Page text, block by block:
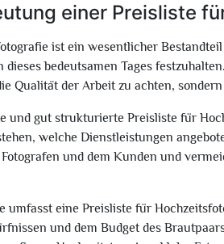
einer Preisliste
ist ein wesentlicher
dieses bedeutsamen Tages
Qualität der Arbeit zu achten,
und gut strukturierte Preisliste für
welche Dienstleistungen
und dem Kunden und
umfasst eine Preisliste für
und dem Budget des